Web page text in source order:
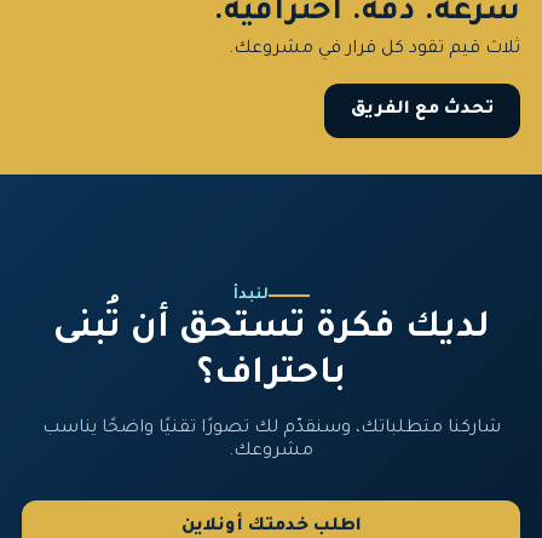
سرعة. دقة. احترافية.
ثلاث قيم تقود كل قرار في مشروعك.
تحدث مع الفريق
لنبدأ
لديك فكرة تستحق أن تُبنى
باحتراف؟
شاركنا متطلباتك، وسنقدّم لك تصورًا تقنيًا واضحًا يناسب
مشروعك.
اطلب خدمتك أونلاين